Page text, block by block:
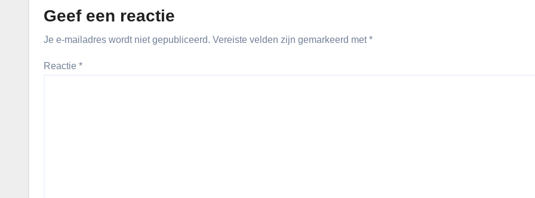
Geef een reactie
Je e-mailadres wordt niet gepubliceerd. Vereiste velden zijn gemarkeerd met*
Reactie *